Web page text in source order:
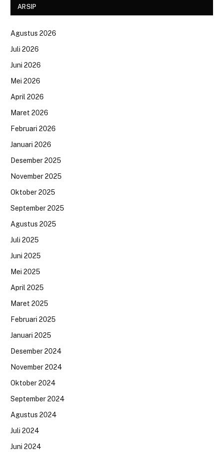
ARSIP
Agustus 2026
Juli 2026
Juni 2026
Mei 2026
April 2026
Maret 2026
Februari 2026
Januari 2026
Desember 2025
November 2025
Oktober 2025
September 2025
Agustus 2025
Juli 2025
Juni 2025
Mei 2025
April 2025
Maret 2025
Februari 2025
Januari 2025
Desember 2024
November 2024
Oktober 2024
September 2024
Agustus 2024
Juli 2024
Juni 2024